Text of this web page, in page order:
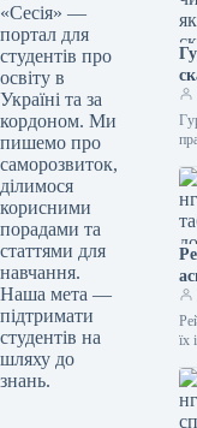
«Сесія» —
портал для
студентів про
освіту в
Україні та за
кордоном. Ми
пишемо про
саморозвиток,
ділимося
корисними
порадами та
статтями для
навчання.
Наша мета —
підтримати
студентів на
шляху до
знань.
їх